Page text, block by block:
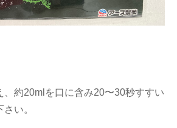
、約20mlを口に含み20〜30秒すすい
い。